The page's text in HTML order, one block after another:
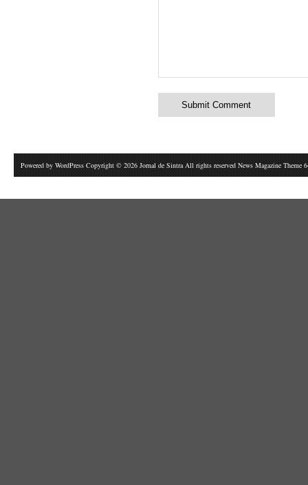
Powered by WordPress Copyright © 2026 Jornal de Sintra All rights reserved News Magazine Theme